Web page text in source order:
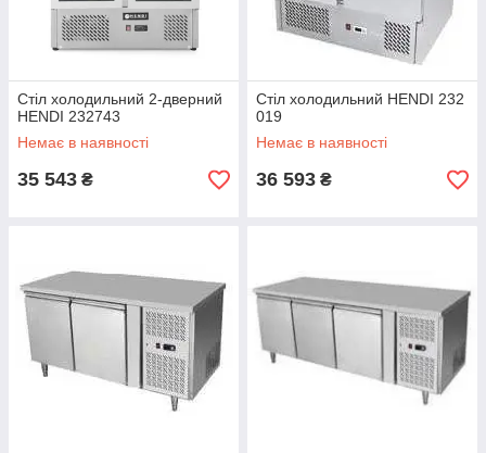
Стіл холодильний 2-дверний
HENDI 232743
Немає в наявності
35 543 ₴
Стіл холодильний HENDI 232
019
Немає в наявності
36 593 ₴